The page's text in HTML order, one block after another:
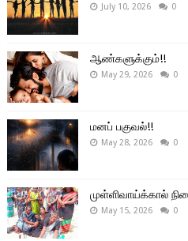
July 10, 2026 0
ஆண்களுக்கும்!!
May 29, 2026 0
மனப் பகுவல்!!
May 28, 2026 0
முள்ளிவாய்க்கால்
May 15, 2026 0